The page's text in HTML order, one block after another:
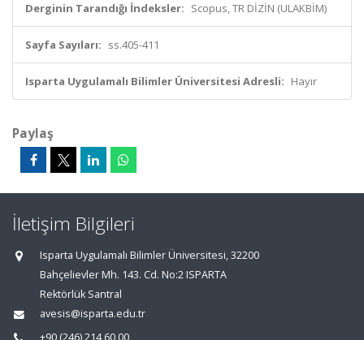
Derginin Tarandığı İndeksler: Scopus, TR DİZİN (ULAKBİM)
Sayfa Sayıları: ss.405-411
Isparta Uygulamalı Bilimler Üniversitesi Adresli: Hayır
Paylaş
İletişim Bilgileri
Isparta Uygulamalı Bilimler Üniversitesi, 32200
Bahçelievler Mh. 143. Cd. No:2 ISPARTA
Rektörlük Santral
avesis@isparta.edu.tr
+90 (246) 214 60 00